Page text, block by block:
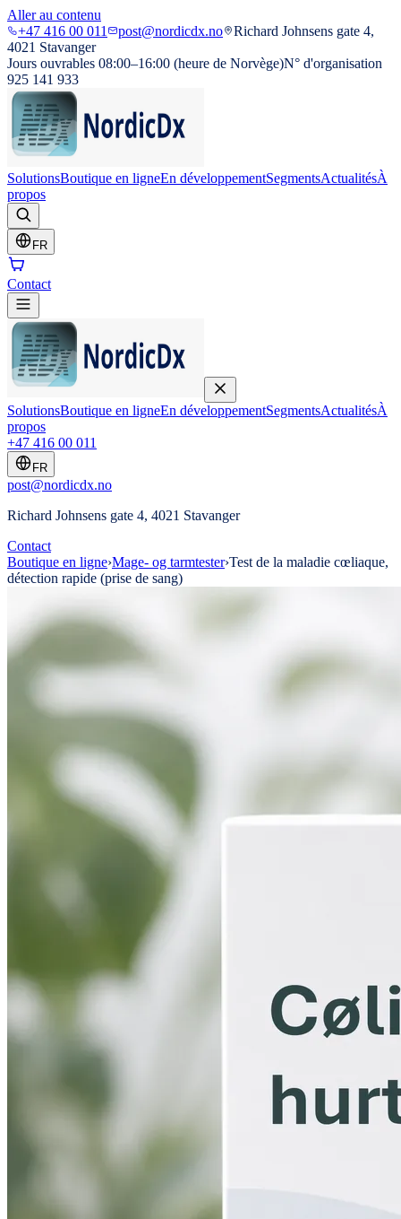
Aller au contenu
+47 416 00 011
post@nordicdx.no
Richard Johnsens gate 4,
4021 Stavanger
Jours ouvrables 08:00–16:00 (heure de Norvège)N° d'organisation
925 141 933
SolutionsBoutique en ligneEn développementSegmentsActualitésÀ
propos
FR
Contact
SolutionsBoutique en ligneEn développementSegmentsActualitésÀ
propos
+47 416 00 011
FR
post@nordicdx.no
Richard Johnsens gate 4, 4021 Stavanger
Contact
Boutique en ligne›Mage- og tarmtester›Test de la maladie cœliaque,
détection rapide (prise de sang)